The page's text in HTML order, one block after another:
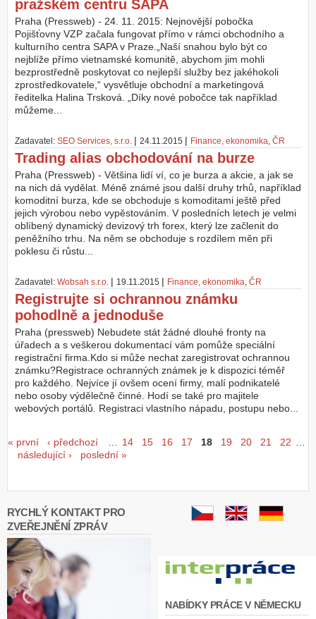
pražském centru SAPA
Praha (Pressweb) - 24. 11. 2015: Nejnovější pobočka
Pojišťovny VZP začala fungovat přímo v rámci obchodního a
kulturního centra SAPA v Praze.„Naší snahou bylo být co
nejblíže přímo vietnamské komunitě, abychom jim mohli
bezprostředně poskytovat co nejlepší služby bez jakéhokoli
zprostředkovatele,“ vysvětluje obchodní a marketingová
ředitelka Halina Trsková. „Díky nové pobočce tak například
můžeme...
Zadavatel: SEO Services, s.r.o. | 24.11.2015 | Finance, ekonomika, ČR
Trading alias obchodování na burze
Praha (Pressweb) - Většina lidí ví, co je burza a akcie, a jak se
na nich dá vydělat. Méně známé jsou další druhy trhů, například
komoditní burza, kde se obchoduje s komoditami ještě před
jejich výrobou nebo vypěstováním. V posledních letech je velmi
oblíbený dynamický devizový trh forex, který lze začlenit do
peněžního trhu. Na něm se obchoduje s rozdílem měn při
poklesu či růstu...
Zadavatel: Wobsah s.r.o. | 19.11.2015 | Finance, ekonomika, ČR
Registrujte si ochrannou známku
pohodlně a jednoduše
Praha (pressweb) Nebudete stát žádné dlouhé fronty na
úřadech a s veškerou dokumentací vám pomůže speciální
registrační firma.Kdo si může nechat zaregistrovat ochrannou
známku?Registrace ochranných známek je k dispozici téměř
pro každého. Nejvíce jí ovšem ocení firmy, malí podnikatelé
nebo osoby výdělečně činné. Hodí se také pro majitele
webových portálů. Registraci vlastního nápadu, postupu nebo...
Stránky
« první ‹ předchozí … 14 15 16 17 18 19 20 21 22 …
následující ›
poslední »
RYCHLÝ KONTAKT PRO
ZVEŘEJNĚNÍ ZPRÁV
NABÍDKY PRÁCE V NĚMECKU